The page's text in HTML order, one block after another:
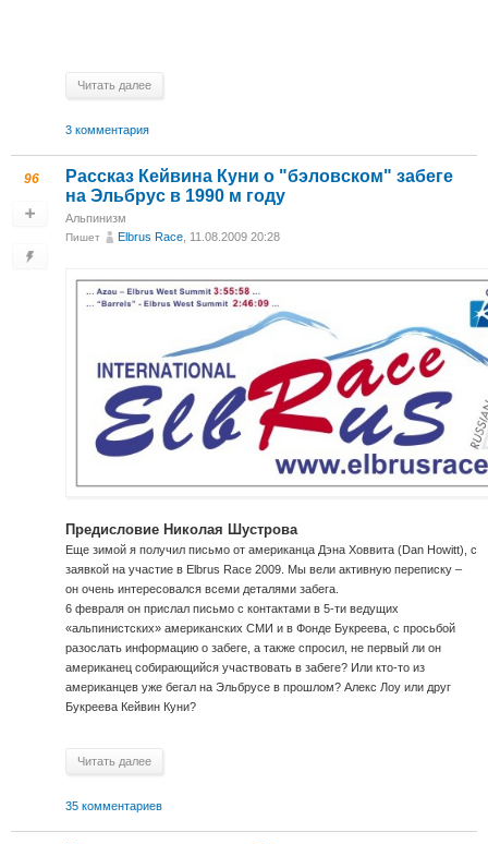
Читать далее
3 комментария
96
Рассказ Кейвина Куни о "бэловском" забеге
на Эльбрус в 1990 м году
Альпинизм
Пишет Elbrus Race , 11.08.2009 20:28
Предисловие Николая Шустрова
Еще зимой я получил письмо от американца Дэна Ховвита (Dan Howitt), с
заявкой на участие в Elbrus Race 2009. Мы вели активную переписку –
он очень интересовался всеми деталями забега.
6 февраля он прислал письмо с контактами в 5-ти ведущих
«альпинистских» американских СМИ и в Фонде Букреева, с просьбой
разослать информацию о забеге, а также спросил, не первый ли он
американец собирающийся участвовать в забеге? Или кто-то из
американцев уже бегал на Эльбрусе в прошлом? Алекс Лоу или друг
Букреева Кейвин Куни?
Читать далее
35 комментариев